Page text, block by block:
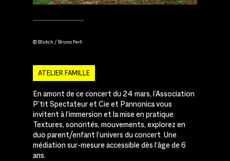
© Blutch / Bruno Fert
ATELIER FAMILLE
En amont de ce concert du 24 mars, l’Association
P’tit Spectateur et Cie et Pannonica vous
invitent à l’immersion et la mise en pratique.
Textures, sonorités, mouvements, explorez en
duo parent/enfant l’univers du concert. Une
médiation sur-mesure accessible dès l’âge de 6
ans.